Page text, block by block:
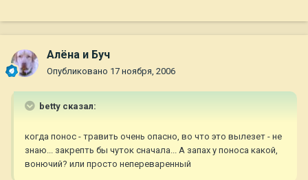
Алёна и Буч
Опубликовано 17 ноября, 2006
betty сказал:
когда понос - травить очень опасно, во что это вылезет - не
знаю... закрепть бы чуток сначала... А запах у поноса какой,
вонючий? или просто непереваренный